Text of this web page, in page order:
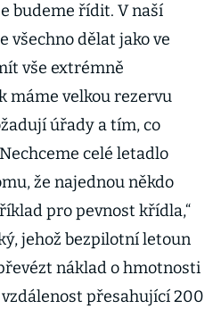
budeme řídit. V naší
všechno dělat jako ve
vše extrémně
máme velkou rezervu
úřady a tím, co
celé letadlo
že najednou někdo
pro pevnost křídla,“
jehož bezpilotní letoun
náklad o hmotnosti
přesahující 200